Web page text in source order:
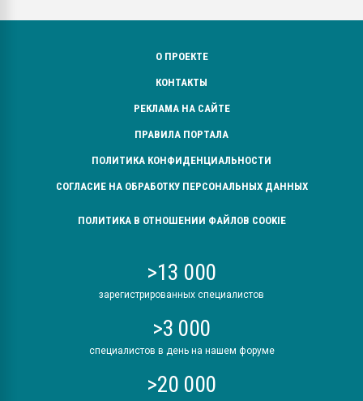
О ПРОЕКТЕ
КОНТАКТЫ
РЕКЛАМА НА САЙТЕ
ПРАВИЛА ПОРТАЛА
ПОЛИТИКА КОНФИДЕНЦИАЛЬНОСТИ
СОГЛАСИЕ НА ОБРАБОТКУ ПЕРСОНАЛЬНЫХ ДАННЫХ
ПОЛИТИКА В ОТНОШЕНИИ ФАЙЛОВ COOKIE
>13 000
зарегистрированных специалистов
>3 000
специалистов в день на нашем форуме
>20 000